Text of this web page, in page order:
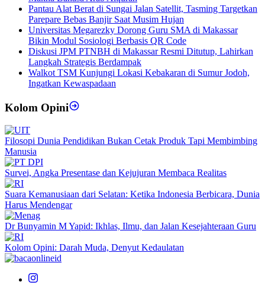
Pantau Alat Berat di Sungai Jalan Satellit, Tasming Targetkan
Parepare Bebas Banjir Saat Musim Hujan
Universitas Megarezky Dorong Guru SMA di Makassar
Bikin Modul Sosiologi Berbasis QR Code
Diskusi JPM PTNBH di Makassar Resmi Ditutup, Lahirkan
Langkah Strategis Berdampak
Walkot TSM Kunjungi Lokasi Kebakaran di Sumur Jodoh,
Ingatkan Kewaspadaan
Kolom Opini
Filosopi Dunia Pendidikan Bukan Cetak Produk Tapi Membimbing
Manusia
Survei, Angka Presentase dan Kejujuran Membaca Realitas
Suara Kemanusiaan dari Selatan: Ketika Indonesia Berbicara, Dunia
Harus Mendengar
Dr Bunyamin M Yapid: Ikhlas, Ilmu, dan Jalan Kesejahteraan Guru
Kolom Opini: Darah Muda, Denyut Kedaulatan